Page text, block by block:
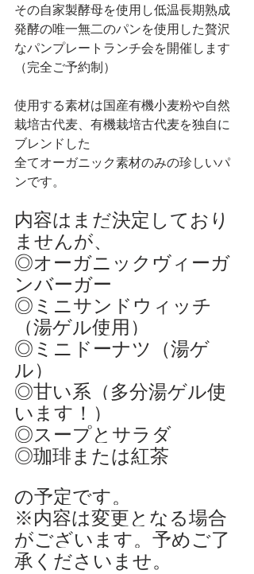
その自家製酵母を使用し低温長期熟成
発酵の唯一無二のパンを使用した贅沢
なパンプレートランチ会を開催します
（完全ご予約制）
使用する素材は国産有機小麦粉や自然
栽培古代麦、有機栽培古代麦を独自に
ブレンドした
全てオーガニック素材のみの珍しいパ
ンです。
内容はまだ決定しており
ませんが、
◎オーガニックヴィーガ
ンバーガー
◎ミニサンドウィッチ
（湯ゲル使用）
◎ミニドーナツ（湯ゲ
ル）
◎甘い系（多分湯ゲル使
います！）
◎スープとサラダ
◎珈琲または紅茶
の予定です。
※内容は変更となる場合
がございます。予めご了
承くださいませ。